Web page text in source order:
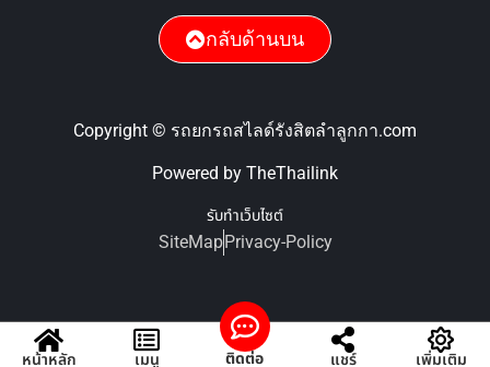
Copyright © รถยกรถสไลด์รังสิตลําลูกกา.com
Powered by TheThailink
รับทำเว็บไซต์
SiteMapPrivacy-Policy
กลับด้านบน
หน้าหลัก เมนู ติดต่อ แชร์ เพิ่มเติม